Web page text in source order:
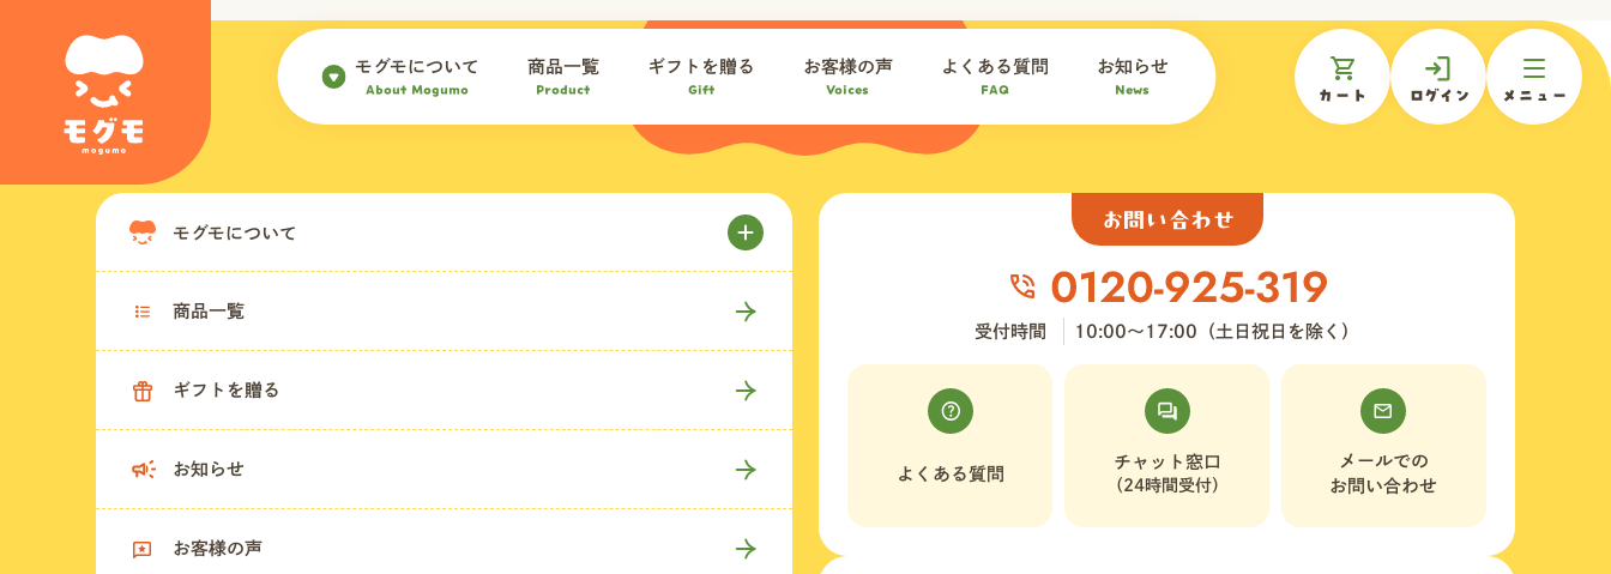
モグモについて
About Mogumo
商品一覧
Product
ギフトを贈る
Gift
お客様の声
Voices
よくある質問
FAQ
お知らせ
News カート ログイン メニュー
モグモについて
商品一覧
ギフトを贈る
お知らせ
お客様の声
お問い合わせ
受付時間 10:00〜17:00（土日祝日を除く）
よくある質問
チャット窓口
（24時間受付）
メールでの
お問い合わせ